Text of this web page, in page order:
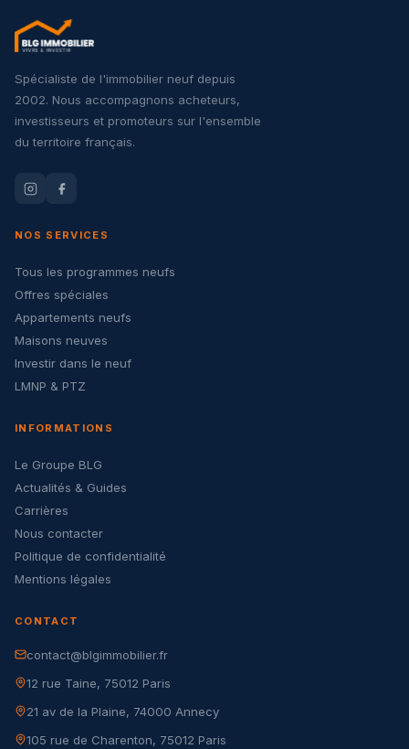
Spécialiste de l'immobilier neuf depuis
2002. Nous accompagnons acheteurs,
investisseurs et promoteurs sur l'ensemble
du territoire français.
NOS SERVICES
Tous les programmes neufs
Offres spéciales
Appartements neufs
Maisons neuves
Investir dans le neuf
LMNP & PTZ
INFORMATIONS
Le Groupe BLG
Actualités & Guides
Carrières
Nous contacter
Politique de confidentialité
Mentions légales
CONTACT
contact@blgimmobilier.fr
12 rue Taine, 75012 Paris
21 av de la Plaine, 74000 Annecy
105 rue de Charenton, 75012 Paris